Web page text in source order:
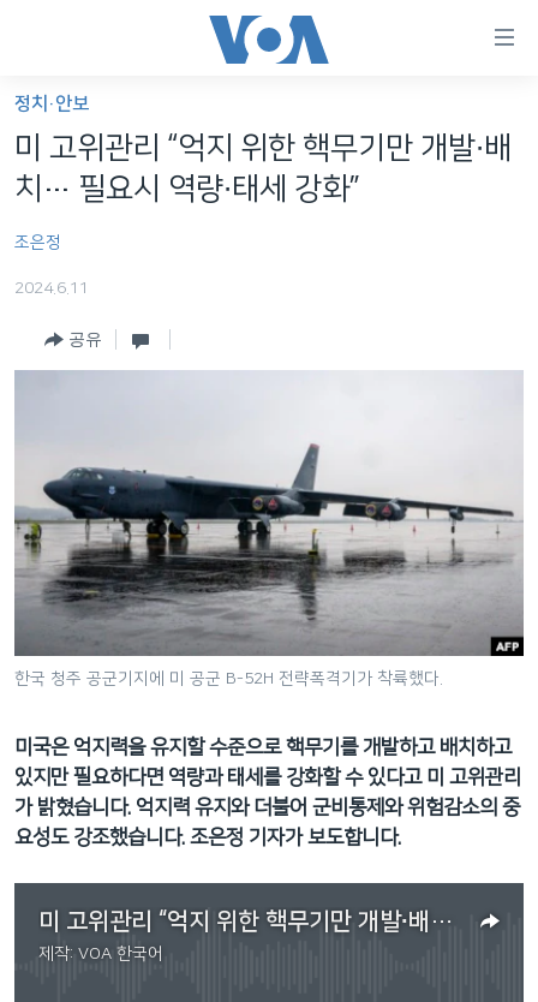
가
능
링
인
인
션
로
이
동
으
세계
라디오
프로그램
주파수 안내
정치·안보
미 고위관리 “억지 위한 핵무기만 개발∙배
치… 필요시 역량∙태세 강화”
조은정
2024.6.11
공유
한국 청주 공군기지에 미 공군 B-52H 전략폭격기가 착륙했다.
미국은 억지력을 유지할 수준으로 핵무기를 개발하고 배치하고
있지만 필요하다면 역량과 태세를 강화할 수 있다고 미 고위관리
가 밝혔습니다. 억지력 유지와 더불어 군비통제와 위험감소의 중
요성도 강조했습니다. 조은정 기자가 보도합니다.
미 고위관리 “억지 위한 핵무기만 개발∙배치… 필요시 역량∙태세 강화”
제작: VOA 한국어
No media source currently available